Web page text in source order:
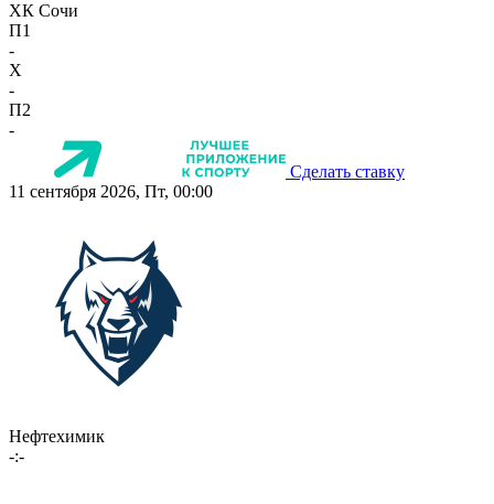
ХК Сочи
П1
-
X
-
П2
-
Сделать ставку
11 сентября 2026, Пт, 00:00
Нефтехимик
-:-